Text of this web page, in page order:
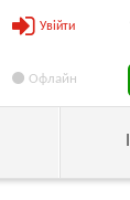
Увійти
Офлайн